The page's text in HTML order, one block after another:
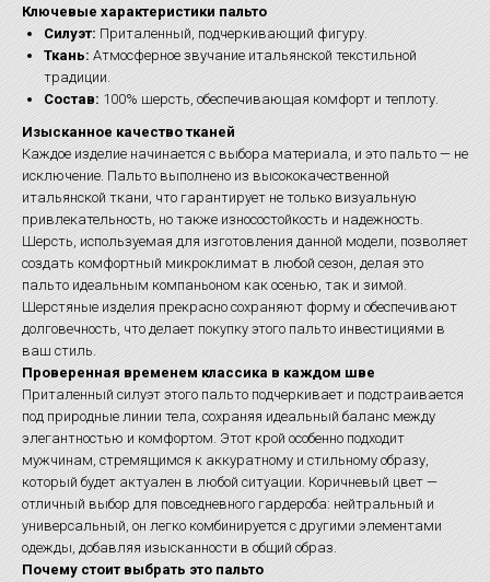
Ключевые характеристики пальто
Силуэт: Приталенный, подчеркивающий фигуру.
Ткань: Атмосферное звучание итальянской текстильной
традиции.
Состав:100% шерсть, обеспечивающая комфорт и теплоту.
Изысканное качество тканей
Каждое изделие начинается с выбора материала, и это пальто — не
исключение. Пальто выполнено из высококачественной
итальянской ткани, что гарантирует не только визуальную
привлекательность, но также износостойкость и надежность.
Шерсть, используемая для изготовления данной модели, позволяет
создать комфортный микроклимат в любой сезон, делая это
пальто идеальным компаньоном как осенью, так и зимой.
Шерстяные изделия прекрасно сохраняют форму и обеспечивают
долговечность, что делает покупку этого пальто инвестициями в
ваш стиль.
Проверенная временем классика в каждом шве
Приталенный силуэт этого пальто подчеркивает и подстраивается
под природные линии тела, сохраняя идеальный баланс между
элегантностью и комфортом. Этот крой особенно подходит
мужчинам, стремящимся к аккуратному и стильному образу,
который будет актуален в любой ситуации. Коричневый цвет —
отличный выбор для повседневного гардероба: нейтральный и
универсальный, он легко комбинируется с другими элементами
одежды, добавляя изысканности в общий образ.
Почему стоит выбрать это пальто